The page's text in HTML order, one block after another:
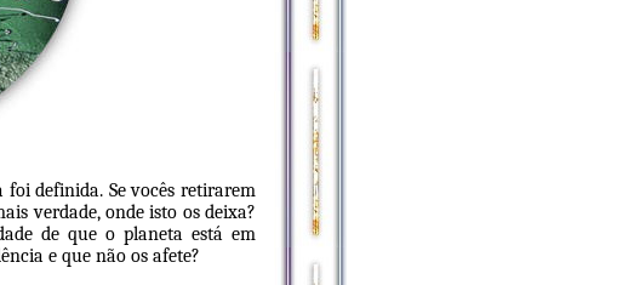
foi definida. Se vocês retirarem
verdade, onde isto os deixa?
de que o planeta está em
e que não os afete?